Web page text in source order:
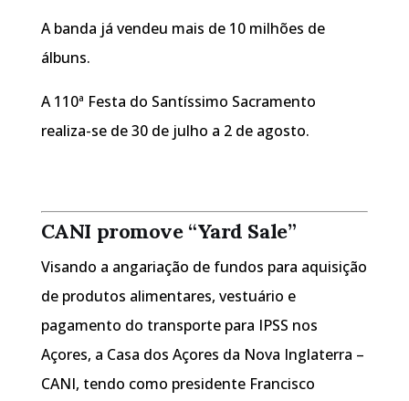
A banda já vendeu mais de 10 milhões de
álbuns.
A 110ª Festa do Santíssimo Sacramento
realiza-se de 30 de julho a 2 de agosto.
CANI promove “Yard Sale”
Visando a angariação de fundos para aquisição
de produtos alimentares, vestuário e
pagamento do transporte para IPSS nos
Açores, a Casa dos Açores da Nova Inglaterra –
CANI, tendo como presidente Francisco